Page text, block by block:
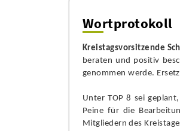
Wortprotokoll
Kreistagsvorsitzende
beraten und positiv
genommen werde.
Unter TOP 8 sei
Peine für die
Mitgliedern des